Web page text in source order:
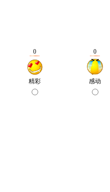
0
精彩
0
感动